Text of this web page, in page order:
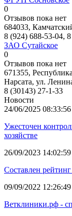
0
Отзывов пока нет
684033,
8 (924) 688-53-04,
ЗАО Сутайское
0
Отзывов пока нет
671355,
Нарсата, ул.
8 (30143) 27-1-33
Новости
24/06/2025 08:33:56
Ужесточен
хозяйстве
26/09/2023 14:02:59
Составлен
09/09/2022 12:26:49
Ветклиники.рф -